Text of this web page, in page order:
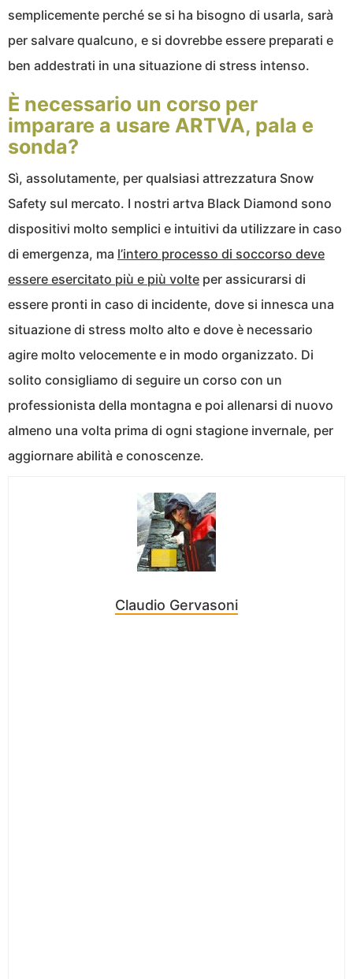
semplicemente perché se si ha bisogno di usarla, sarà
per salvare qualcuno, e si dovrebbe essere preparati e
ben addestrati in una situazione di stress intenso.
È necessario un corso per
imparare a usare ARTVA, pala e
sonda?
Sì, assolutamente, per qualsiasi attrezzatura Snow
Safety sul mercato. I nostri artva Black Diamond sono
dispositivi molto semplici e intuitivi da utilizzare in caso
di emergenza, ma l’intero processo di soccorso deve
essere esercitato più e più volte per assicurarsi di
essere pronti in caso di incidente, dove si innesca una
situazione di stress molto alto e dove è necessario
agire molto velocemente e in modo organizzato. Di
solito consigliamo di seguire un corso con un
professionista della montagna e poi allenarsi di nuovo
almeno una volta prima di ogni stagione invernale, per
aggiornare abilità e conoscenze.
Claudio Gervasoni